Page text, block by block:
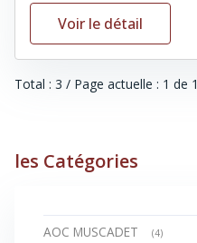
Voir le détail
Total : 3 / Page actuelle : 1 de 1
les Catégories
AOC MUSCADET (4)